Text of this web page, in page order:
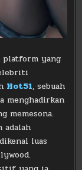
platform yang
Hot51, sebuah
menghadirkan
memesona.
adalah
luas